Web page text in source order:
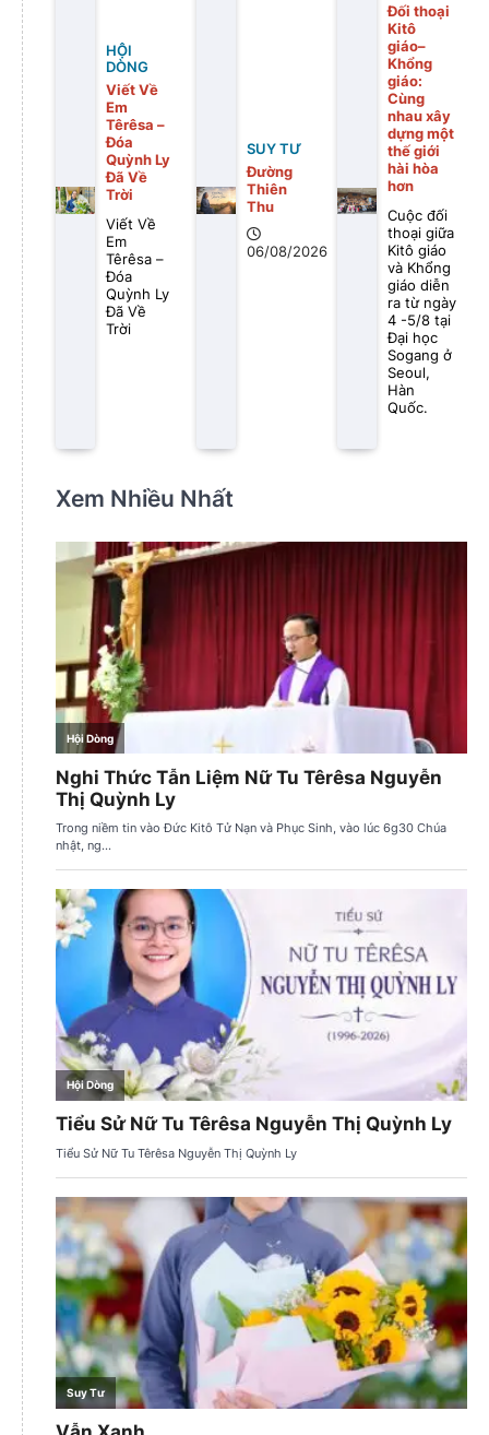
HỘI
DÒNG
Viết Về
Em
Têrêsa –
Đóa
Quỳnh Ly
Đã Về
Trời
Viết Về
Em
Têrêsa –
Đóa
Quỳnh Ly
Đã Về
Trời
SUY TƯ
Đường
Thiên
Thu
06/08/2026
Đối thoại
Kitô
giáo–
Khổng
giáo:
Cùng
nhau xây
dựng một
thế giới
hài hòa
hơn
Cuộc đối
thoại giữa
Kitô giáo
và Khổng
giáo diễn
ra từ ngày
4 -5/8 tại
Đại học
Sogang ở
Seoul,
Hàn
Quốc.
Xem Nhiều Nhất